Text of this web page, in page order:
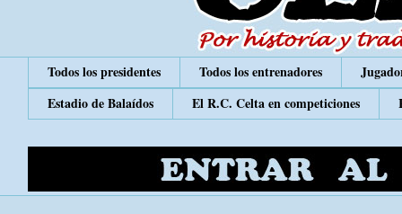
Todos los presidentes Todos los entrenadores
Estadio de Balaídos
El R.C. Celta en competiciones